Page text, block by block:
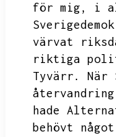
för mig,
i
värvat
riktiga
Tyvärr.
När
hade
behövt